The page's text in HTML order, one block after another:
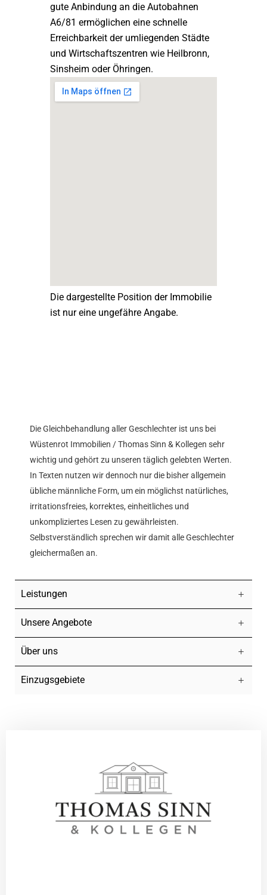
gute Anbindung an die Autobahnen
A6/81 ermöglichen eine schnelle
Erreichbarkeit der umliegenden Städte
und Wirtschaftszentren wie Heilbronn,
Sinsheim oder Öhringen.
Die dargestellte Position der Immobilie
ist nur eine ungefähre Angabe.
Die Gleichbehandlung aller Geschlechter ist uns bei
Wüstenrot Immobilien / Thomas Sinn & Kollegen sehr
wichtig und gehört zu unseren täglich gelebten Werten.
In Texten nutzen wir dennoch nur die bisher allgemein
übliche männliche Form, um ein möglichst natürliches,
irritationsfreies, korrektes, einheitliches und
unkompliziertes Lesen zu gewährleisten.
Selbstverständlich sprechen wir damit alle Geschlechter
gleichermaßen an.
Leistungen
Unsere Angebote
Über uns
Einzugsgebiete